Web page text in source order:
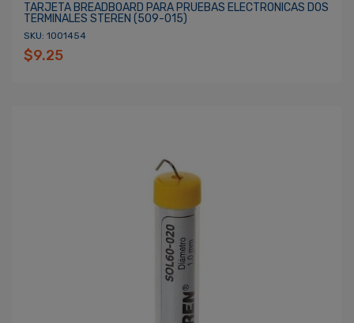
TARJETA BREADBOARD PARA PRUEBAS ELECTRONICAS DOS
TERMINALES STEREN (509-015)
SKU: 1001454
$9.25